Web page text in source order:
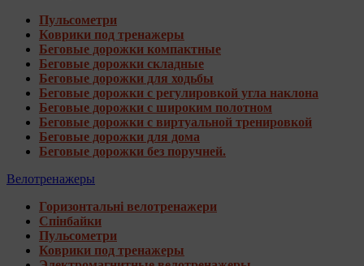
Пульсометри
Коврики под тренажеры
Беговые дорожки компактные
Беговые дорожки складные
Беговые дорожки для ходьбы
Беговые дорожки с регулировкой угла наклона
Беговые дорожки с широким полотном
Беговые дорожки с виртуальной тренировкой
Беговые дорожки для дома
Беговые дорожки без поручней.
Велотренажеры
Горизонтальні велотренажери
Спінбайки
Пульсометри
Коврики под тренажеры